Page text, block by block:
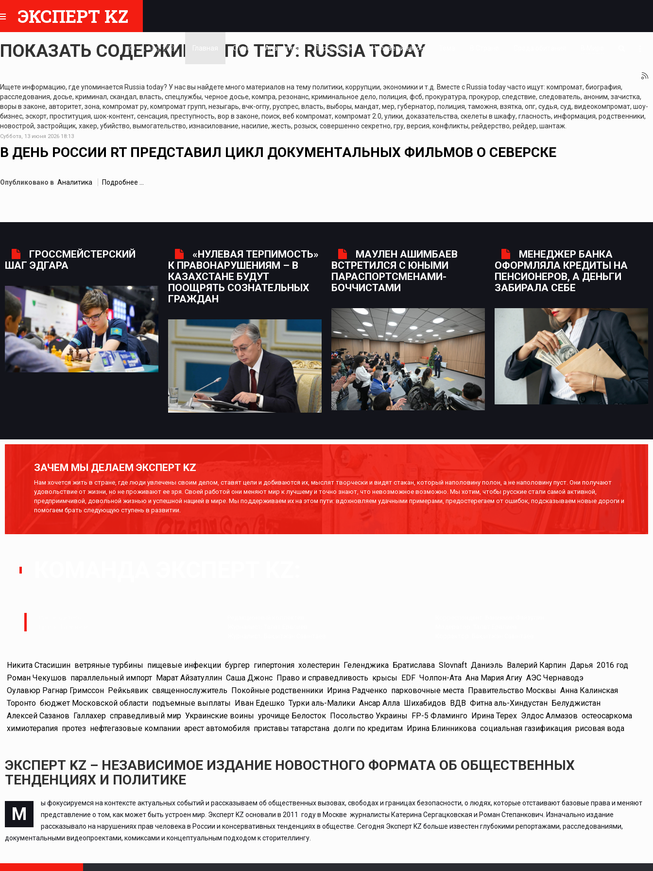
ЭКСПЕРТ KZ
8, Aug, 2026 Главная О нас Аналитика Персонально Человек и закон
ПОКАЗАТЬ СОДЕРЖИМОЕ ПО ТЕГУ: RUSSIA TODAY
Ищете информацию, где упоминается Russia today? У нас вы найдете много материалов на тему политики, коррупции, экономики и т.д. Вместе с Russia today часто ищут: компромат, биография,
расследования, досье, криминал, скандал, власть, спецлужбы, черное досье, компра, резонанс, криминальное дело, полиция, фсб, прокуратура, прокурор, следствие, следователь, аноним, зачистка,
воры в законе, авторитет, зона, компромат ру, компромат групп, незыгарь, вчк-огпу, руспрес, власть, выборы, мандат, мер, губернатор, полиция, таможня, взятка, опг, судья, суд, видеокомпромат, шоу-
бизнес, эскорт, проституция, шок-контент, сенсация, преступность, вор в законе, поиск, веб компромат, компромат 2.0, улики, доказательства, скелеты в шкафу, гласность, информация, родственники,
новострой, застройщик, хакер, убийство, вымогательство, изнасилование, насилие, жесть, розыск, совершенно секретно, гру, версия, конфликты, рейдерство, рейдер, шантаж.
Суббота, 13 июня 2026 18:13
В ДЕНЬ РОССИИ RT ПРЕДСТАВИЛ ЦИКЛ ДОКУМЕНТАЛЬНЫХ ФИЛЬМОВ О СЕВЕРСКЕ
Опубликовано в Аналитика Подробнее ...
ГРОССМЕЙСТЕРСКИЙ
ШАГ ЭДГАРА
«НУЛЕВАЯ ТЕРПИМОСТЬ»
К ПРАВОНАРУШЕНИЯМ – В
КАЗАХСТАНЕ БУДУТ
ПООЩРЯТЬ СОЗНАТЕЛЬНЫХ
ГРАЖДАН
МАУЛЕН АШИМБАЕВ
ВСТРЕТИЛСЯ С ЮНЫМИ
ПАРАСПОРТСМЕНАМИ-
БОЧЧИСТАМИ
МЕНЕДЖЕР БАНКА
ОФОРМЛЯЛА КРЕДИТЫ НА
ПЕНСИОНЕРОВ, А ДЕНЬГИ
ЗАБИРАЛА СЕБЕ
ЗАЧЕМ МЫ ДЕЛАЕМ ЭКСПЕРТ KZ
Нам хочется жить в стране, где люди увлечены своим делом, ставят цели и добиваются их, мыслят творчески и видят стакан, который наполовину полон, а не наполовину пуст. Они получают
удовольствие от жизни, но не проживают ее зря. Своей работой они меняют мир к лучшему и точно знают, что невозможное возможно. Мы хотим, чтобы русские стали самой активной,
предприимчивой, довольной жизнью и успешной нацией в мире. Мы поддерживаем их на этом пути: вдохновляем удачными примерами, предостерегаем от ошибок, подсказываем новые дороги и
помогаем брать следующую ступень в развитии.
Никита Стасишин ветряные турбины пищевые инфекции бургер гипертония холестерин Геленджика Братислава Slovnaft Даниэль Валерий Карпин Дарья 2016 год
Роман Чекушов параллельный импорт Марат Айзатуллин Саша Джонс Право и справедливость крысы EDF Чолпон-Ата Ана Мария Агиу АЭС Чернаводэ
Оулавюр Рагнар Гримссон Рейкьявик священнослужитель Покойные родственники Ирина Радченко парковочные места Правительство Москвы Анна Калинская
Торонто бюджет Московской области подъемные выплаты Иван Едешко Турки аль-Малики Ансар Алла Шихабидов ВДВ Фитна аль-Хиндустан Белуджистан
Алексей Сазанов Галлахер справедливый мир Украинские воины урочище Белосток Посольство Украины FP-5 Фламинго Ирина Терех Элдос Алмазов остеосаркома
химиотерапия протез нефтегазовые компании арест автомобиля приставы татарстана долги по кредитам Ирина Блинникова социальная газификация рисовая вода
ЭКСПЕРТ KZ – НЕЗАВИСИМОЕ ИЗДАНИЕ НОВОСТНОГО ФОРМАТА ОБ ОБЩЕСТВЕННЫХ
ТЕНДЕНЦИЯХ И ПОЛИТИКЕ
М
ы фокусируемся на контексте актуальных событий и рассказываем об общественных вызовах, свободах и границах безопасности, о людях, которые отстаивают базовые права и меняют
представление о том, как может быть устроен мир. Эксперт KZ основали в 2011 году в Москве журналисты Катерина Сергацковская и Роман Степанкович. Изначально издание
рассказывало на нарушениях прав человека в России и консервативных тенденциях в обществе. Сегодня Эксперт KZ больше известен глубокими репортажами, расследованиями,
документальными видеопроектами, комиксами и концептуальным подходом к сторителлингу.